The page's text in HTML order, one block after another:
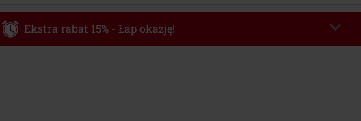
Ekstra rabat 15% - Łap okazję!